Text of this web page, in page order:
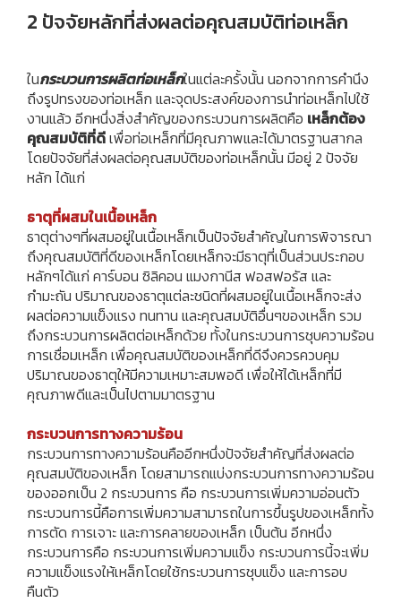
2 ปัจจัยหลักที่ส่งผลต่อคุณสมบัติท่อเหล็ก
ในกระบวนการผลิตท่อเหล็กในแต่ละครั้งนั้น นอกจากการคำนึง
ถึงรูปทรงของท่อเหล็ก และจุดประสงค์ของการนำท่อเหล็กไปใช้
งานแล้ว อีกหนึ่งสิ่งสำคัญของกระบวนการผลิตคือ เหล็กต้อง
คุณสมบัติที่ดีเพื่อท่อเหล็กที่มีคุณภาพและได้มาตรฐานสากล
โดยปัจจัยที่ส่งผลต่อคุณสมบัติของท่อเหล็กนั้น มีอยู่ 2 ปัจจัย
หลัก ได้แก่
ธาตุที่ผสมในเนื้อเหล็ก
ธาตุต่างๆที่ผสมอยู่ในเนื้อเหล็กเป็นปัจจัยสำคัญในการพิจารณา
ถึงคุณสมบัติที่ดีของเหล็ก​โดยเหล็กจะมีธาตุที่เป็นส่วนประกอบ
หลักๆได้แก่ คาร์บอน ซิลิคอน แมงกานีส ฟอสฟอรัส และ
กำมะถัน ปริมาณของธาตุแต่ละชนิดที่ผสมอยู่ในเนื้อเหล็กจะส่ง
ผลต่อความแข็งแรง ทนทาน และคุณสมบัติอื่นๆของเหล็ก รวม
ถึงกระบวนการผลิตต่อเหล็กด้วย ทั้งในกระบวนการชุบความร้อน
การเชื่อมเหล็ก เพื่อคุณสมบัติของเหล็กที่ดีจึงควรควบคุม
ปริมาณของธาตุให้มีความเหมาะสมพอดี เพื่อให้ได้เหล็กที่มี
คุณภาพดีและเป็นไปตามมาตรฐาน
กระบวนการทางความร้อน
กระบวนการทางความร้อนคืออีกหนึ่งปัจจัยสำคัญที่ส่งผลต่อ
คุณสมบัติของเหล็ก โดยสามารถแบ่งกระบวนการทางความร้อน
ของออกเป็น 2 กระบวนการ คือ กระบวนการเพิ่มความอ่อนตัว
กระบวนการนี้คือการเพิ่มความสามารถในการขึ้นรูปของเหล็กทั้ง
การตัด การเจาะ และการคลายของเหล็ก เป็นต้น อีกหนึ่ง
กระบวนการคือ กระบวนการเพิ่มความแข็ง กระบวนการนี้จะเพิ่ม
ความแข็งแรงให้เหล็กโดยใช้กระบวนการชุบแข็ง และการอบ
คืนตัว